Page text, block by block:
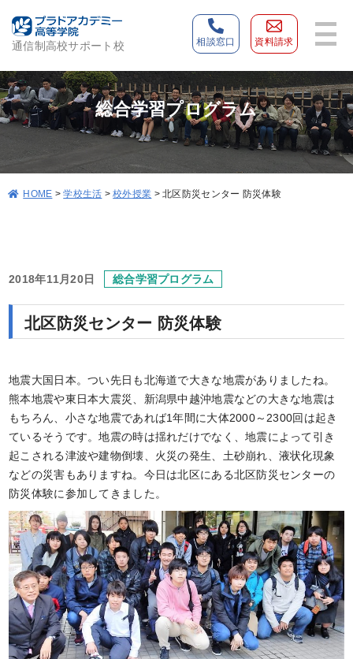
通信制高校サポート校
総合学習プログラム
HOME >学校生活 >校外授業 >北区防災センター 防災体験
2018年11月20日 総合学習プログラム
北区防災センター 防災体験
地震大国日本。つい先日も北海道で大きな地震がありましたね。
熊本地震や東日本大震災、新潟県中越沖地震などの大きな地震は
もちろん、小さな地震であれば1年間に大体2000～2300回は起き
ているそうです。地震の時は揺れだけでなく、地震によって引き
起こされる津波や建物倒壊、火災の発生、土砂崩れ、液状化現象
などの災害もありますね。今日は北区にある北区防災センターの
防災体験に参加してきました。
相談窓口 資料請求